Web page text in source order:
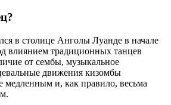
в столице Анголы Луанде в начале
влиянием традиционных танцев
от сембы, музыкальное
движения кизомбы
медленным и, как правило, весьма